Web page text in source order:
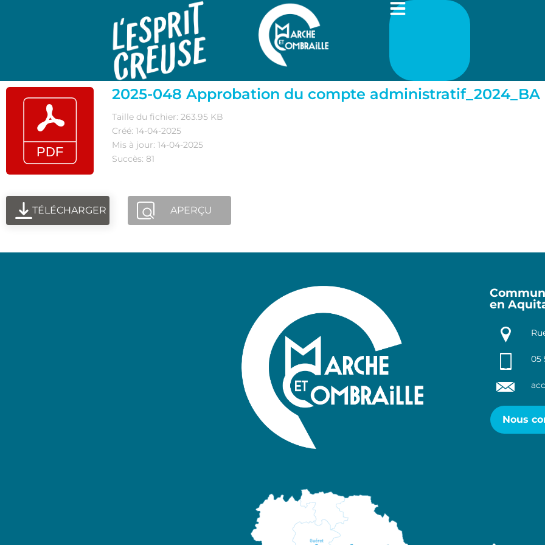
2025-048 Approbation du compte administratif_2024_BA
Taille du fichier: 263.95 KB
Créé: 14-04-2025
Mis à jour: 14-04-2025
Succès: 81
TÉLÉCHARGER APERÇU
en
05
Nous